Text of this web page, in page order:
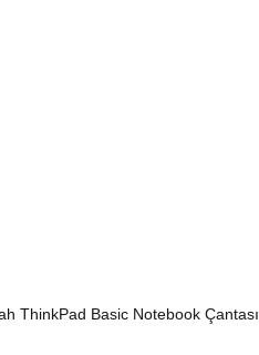
ThinkPad Basic Notebook Çantası